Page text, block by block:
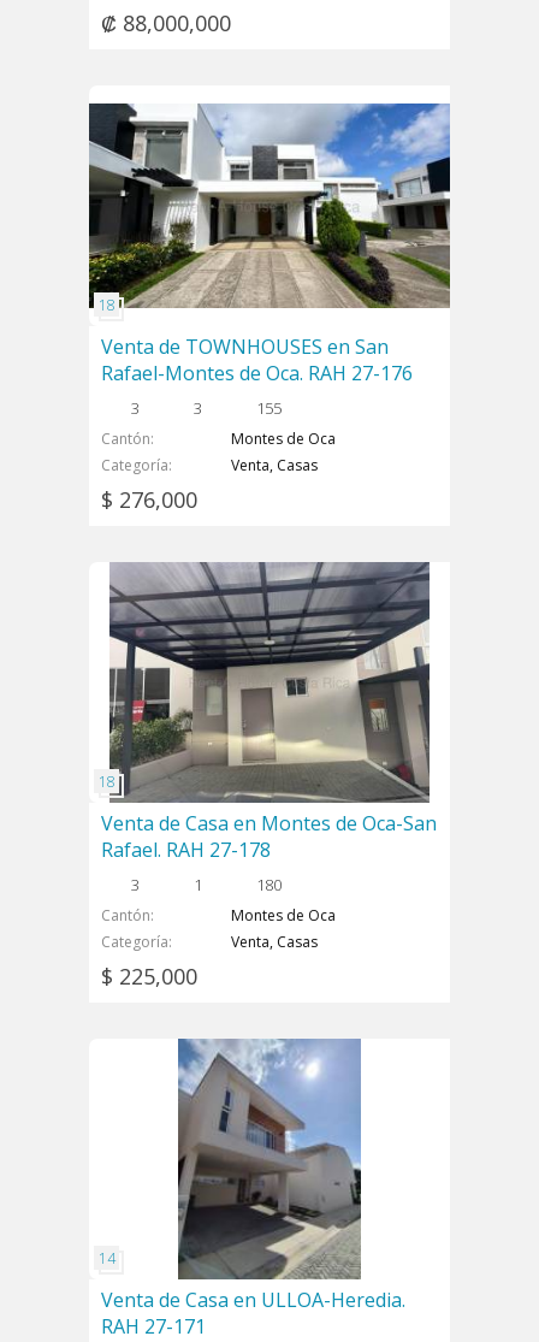
₡ 88,000,000
Venta de TOWNHOUSES en San
Rafael-Montes de Oca. RAH 27-176
3 3 155
Cantón
Montes de Oca
Categoría
Venta, Casas
$ 276,000
Venta de Casa en Montes de Oca-San
Rafael. RAH 27-178
3 1 180
Cantón
Montes de Oca
Categoría
Venta, Casas
$ 225,000
Venta de Casa en ULLOA-Heredia.
RAH 27-171